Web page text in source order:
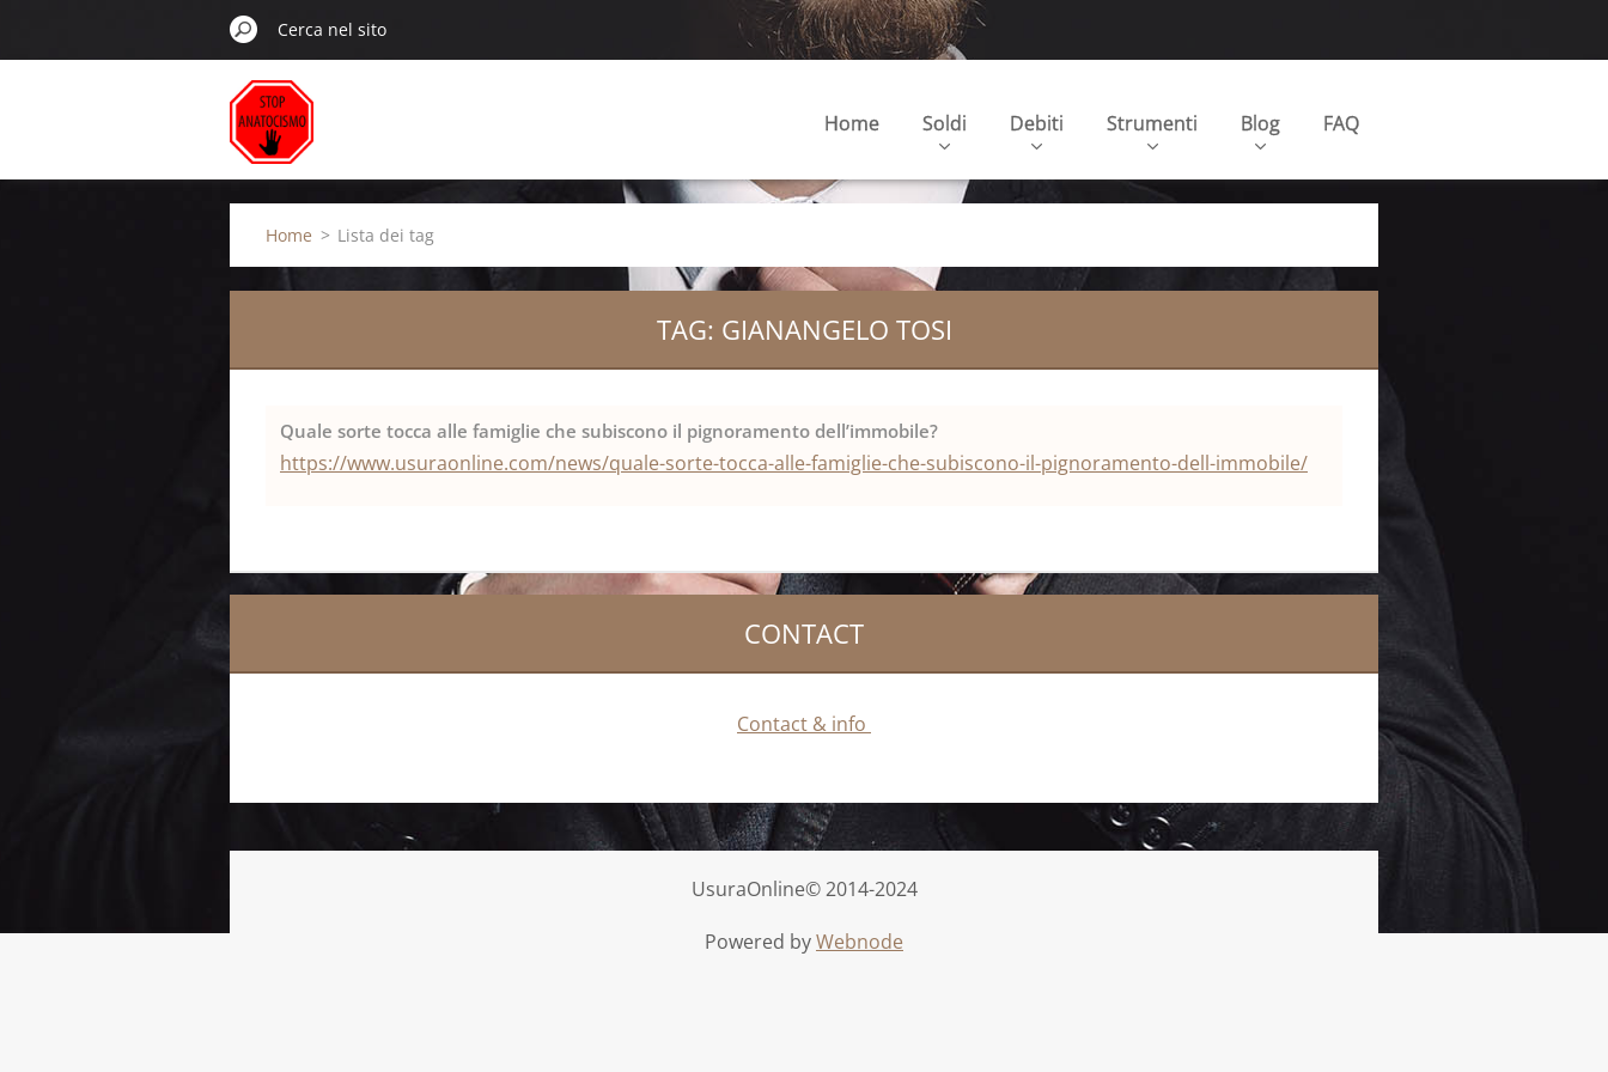
Home Soldi Debiti Strumenti Blog FAQ
Home > Lista dei tag
TAG: GIANANGELO TOSI
Quale sorte tocca alle famiglie che subiscono il pignoramento dell’immobile?
https://www.usuraonline.com/news/quale-sorte-tocca-alle-famiglie-che-subiscono-il-pignoramento-dell-immobile/
CONTACT
Contact & info
UsuraOnline© 2014-2024
Powered byWebnode